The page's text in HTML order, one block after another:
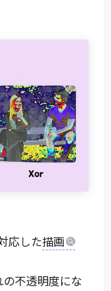
応した描画
不透明度にな